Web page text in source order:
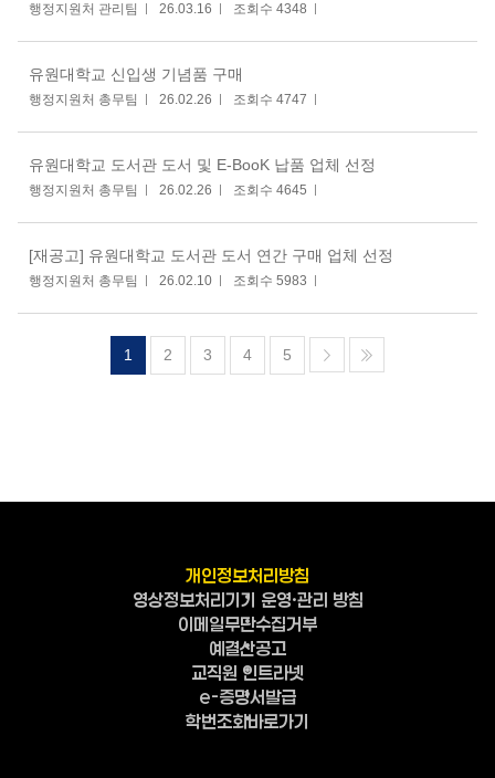
행정지원처 관리팀 26.03.16 조회수 4348
유원대학교 신입생 기념품 구매
행정지원처 총무팀 26.02.26 조회수 4747
유원대학교 도서관 도서 및 E-BooK 납품 업체 선정
행정지원처 총무팀 26.02.26 조회수 4645
[재공고] 유원대학교 도서관 도서 연간 구매 업체 선정
행정지원처 총무팀 26.02.10 조회수 5983
1 2 3 4 5
개인정보처리방침
영상정보처리기기 운영·관리 방침
이메일무단수집거부
예결산공고
교직원 인트라넷
e-증명서발급
학번조회바로가기